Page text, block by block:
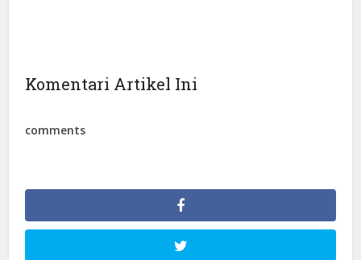
Komentari Artikel Ini
comments